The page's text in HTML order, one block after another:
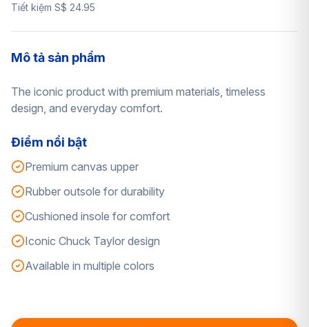
Tiết kiệm S$ 24.95
Mô tả sản phẩm
The iconic product with premium materials, timeless
design, and everyday comfort.
Điểm nổi bật
Premium canvas upper
Rubber outsole for durability
Cushioned insole for comfort
Iconic Chuck Taylor design
Available in multiple colors